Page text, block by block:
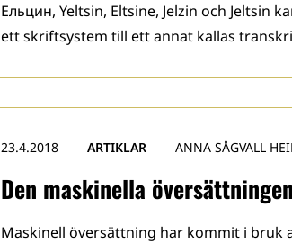
Ельцин, Yeltsin, Eltsine, Jelzin och
ett skriftsystem till ett annat kallas
Den maskinella
23.4.2018 ARTIKLAR ANNA SÅGVALL
Maskinell översättning har kommit i bruk